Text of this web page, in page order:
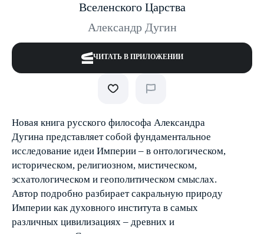
Вселенского Царства
Александр Дугин
ЧИТАТЬ В ПРИЛОЖЕНИИ
Новая книга русского философа Александра
Дугина представляет собой фундаментальное
исследование идеи Империи – в онтологическом,
историческом, религиозном, мистическом,
эсхатологическом и геополитическом смыслах.
Автор подробно разбирает сакральную природу
Империи как духовного института в самых
различных цивилизациях – древних и